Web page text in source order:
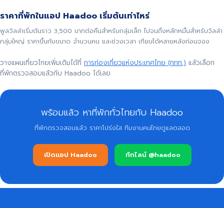
ราคาที่พักในแอป Haadoo เริ่มต้นเท่าไหร่
พูลวิลล่าเริ่มต้นราว 3,500 บาทต่อคืนสำหรับกลุ่มเล็ก ไปจนถึงหลักหมื่นสำหรับวิลล่า
กลุ่มใหญ่ ราคาขึ้นกับขนาด จำนวนคน และช่วงเวลา เทียบได้หลายหลังก่อนจอง
วางแผนเที่ยวไทยเพิ่มเติมได้ที่ การท่องเที่ยวแห่งประเทศไทย (ททท.) แล้วเลือก
ที่พักตรวจสอบแล้วกับ Haadoo ได้เลย
พร้อมแล้ว หาที่พักทั่วไทยกับ Haadoo
ที่พักตรวจสอบแล้ว ราคาโปร่งใส ทีมงานคนไทยดูแลตลอด
เปิดแอป Haadoo ทักไลน์ @haadoo